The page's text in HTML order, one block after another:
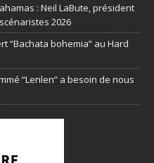
: Neil LaBute, président
2026
“Bachata bohemia” au Hard
“Lenlen” a besoin de nous